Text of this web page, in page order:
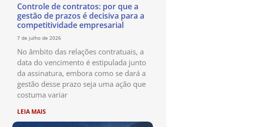
Controle de contratos: por que a
gestão de prazos é decisiva para a
competitividade empresarial
7 de julho de 2026
No âmbito das relações contratuais, a
data do vencimento é estipulada junto
da assinatura, embora como se dará a
gestão desse prazo seja uma ação que
costuma variar
LEIA MAIS